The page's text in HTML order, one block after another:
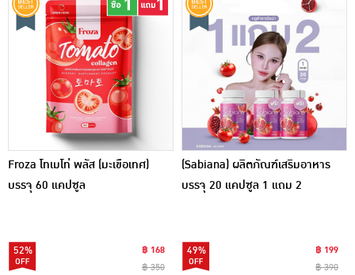
Froza โทเมโท่ พลัส (มะเขือเทศ)
บรรจุ 60 แคปซูล
52%
฿ 168
฿ 350
(Sabiana) ผลิตภัณฑ์เสริมอาหาร
บรรจุ 20 แคปซูล 1 แถม 2
49%
฿ 199
฿ 390